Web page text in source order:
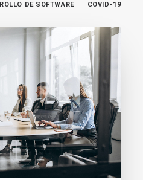
DE SOFTWARE COVID-19